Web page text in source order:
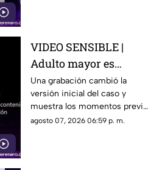
VIDEO SENSIBLE |
Adulto mayor es
atropell4do por tráiler;
fue empujado antes de
m0rir
Una grabación cambió la
versión inicial del caso y
muestra los momentos previos
al atropellamiento ocurrido en
agosto 07, 2026 06:59 p. m.